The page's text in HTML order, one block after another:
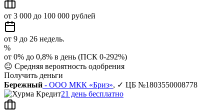
от 3 000 до 100 000 рублей
от 9 до 26 недель.
%
от 0% до 0,8% в день (ПСК 0-292%)
😐 Средняя вероятность одобрения
Получить деньги
Бережный - ООО МКК «Бриз», ✓ ЦБ №1803550008778
21 день бесплатно